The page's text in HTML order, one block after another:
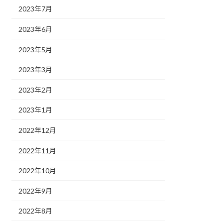
2023年7月
2023年6月
2023年5月
2023年3月
2023年2月
2023年1月
2022年12月
2022年11月
2022年10月
2022年9月
2022年8月